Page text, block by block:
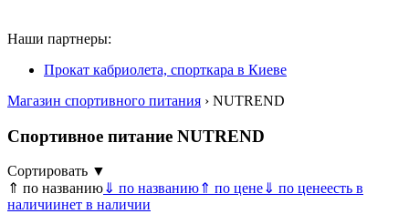
Наши партнеры:
Прокат кабриолета, спорткара в Киеве
Магазин спортивного питания › NUTREND
Спортивное питание NUTREND
Сортировать ▼
⇑ по названию⇓ по названию⇑ по цене⇓ по ценеесть в
наличиинет в наличии